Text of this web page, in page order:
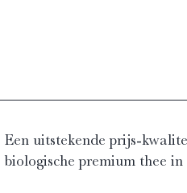
Een uitstekende prijs-
biologische premium thee in